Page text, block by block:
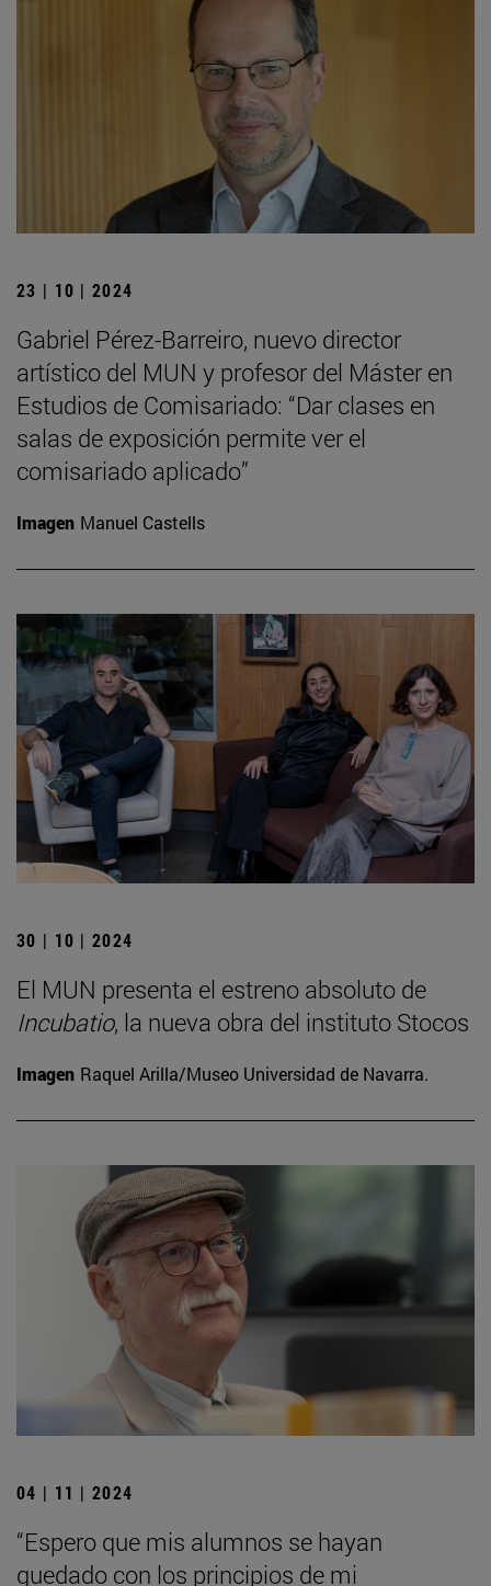
23 | 10 | 2024
Gabriel Pérez-Barreiro, nuevo director
artístico del MUN y profesor del Máster en
Estudios de Comisariado: “Dar clases en
salas de exposición permite ver el
comisariado aplicado”
Imagen Manuel Castells
30 | 10 | 2024
El MUN presenta el estreno absoluto de
Incubatio, la nueva obra del instituto Stocos
Imagen Raquel Arilla/Museo Universidad de Navarra.
04 | 11 | 2024
“Espero que mis alumnos se hayan
quedado con los principios de mi